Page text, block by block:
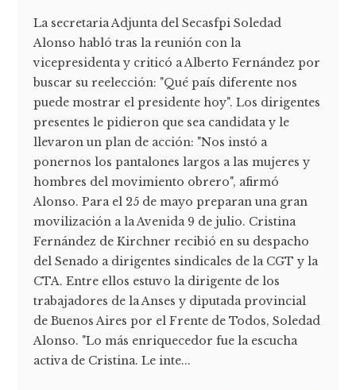
La secretaria Adjunta del Secasfpi Soledad
Alonso habló tras la reunión con la
vicepresidenta y criticó a Alberto Fernández por
buscar su reelección: "Qué país diferente nos
puede mostrar el presidente hoy". Los dirigentes
presentes le pidieron que sea candidata y le
llevaron un plan de acción: "Nos instó a
ponernos los pantalones largos a las mujeres y
hombres del movimiento obrero", afirmó
Alonso. Para el 25 de mayo preparan una gran
movilización a la Avenida 9 de julio. Cristina
Fernández de Kirchner recibió en su despacho
del Senado a dirigentes sindicales de la CGT y la
CTA. Entre ellos estuvo la dirigente de los
trabajadores de la Anses y diputada provincial
de Buenos Aires por el Frente de Todos, Soledad
Alonso. "Lo más enriquecedor fue la escucha
activa de Cristina. Le inte...